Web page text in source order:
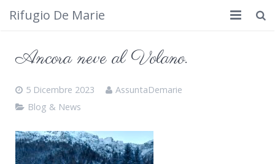
Rifugio De Marie
Rifugio
Cosa fare
Calendario
Ancora neve al Volano.
5 Dicembre 2023
AssuntaDemarie
Blog & News